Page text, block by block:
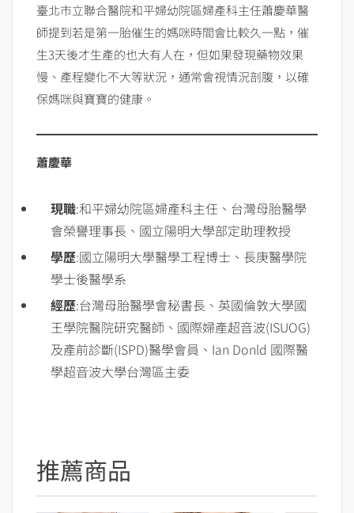
臺北市立聯合醫院和平婦幼院區婦產科主任蕭慶華醫
師提到若是第一胎催生的媽咪時間會比較久一點，催
生3天後才生產的也大有人在，但如果發現藥物效果
慢、產程變化不大等狀況，通常會視情況剖腹，以確
保媽咪與寶寶的健康。
蕭慶華
現職:和平婦幼院區婦產科主任、台灣母胎醫學
會榮譽理事長、國立陽明大學部定助理教授
學歷:國立陽明大學醫學工程博士、長庚醫學院
學士後醫學系
經歷:台灣母胎醫學會秘書長、英國倫敦大學國
王學院醫院研究醫師、國際婦產超音波(ISUOG)
及產前診斷(ISPD)醫學會員、Ian Donld 國際醫
學超音波大學台灣區主委
推薦商品